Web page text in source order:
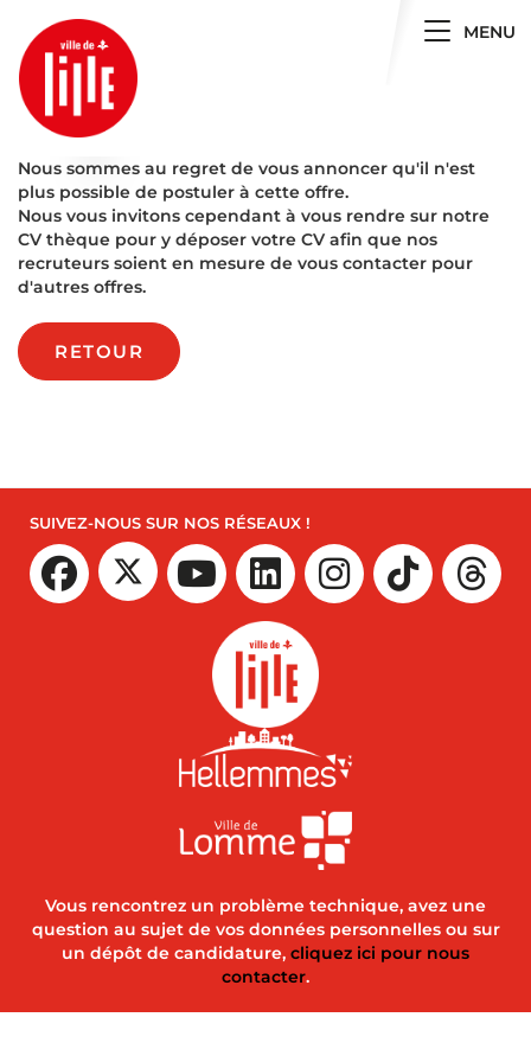
Toggle
MENU
Nous sommes au regret de vous annoncer qu'il n'est
plus possible de postuler à cette offre.
Nous vous invitons cependant à vous rendre sur notre
CV thèque pour y déposer votre CV afin que nos
recruteurs soient en mesure de vous contacter pour
d'autres offres.
RETOUR
SUIVEZ-NOUS SUR NOS RÉSEAUX !
Vous rencontrez un problème technique, avez une
question au sujet de vos données personnelles ou sur
un dépôt de candidature, cliquez ici pour nous
contacter.